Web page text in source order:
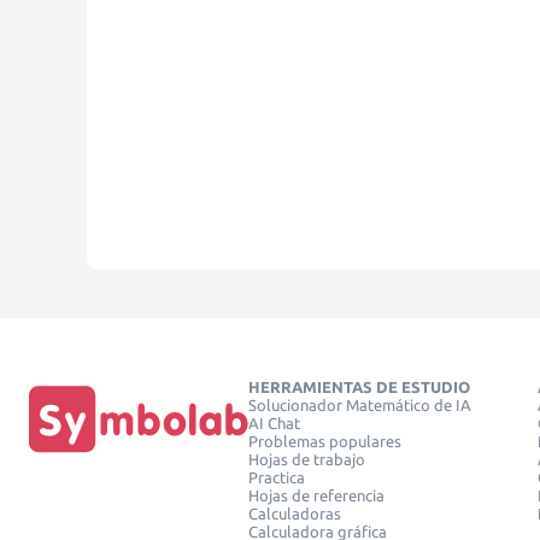
HERRAMIENTAS DE ESTUDIO
Solucionador Matemático de IA
AI Chat
Problemas populares
Hojas de trabajo
Practica
Hojas de referencia
Calculadoras
Calculadora gráfica